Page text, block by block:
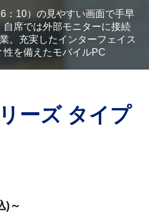
：10）の見やすい画面で手早
⾃席では外部モニターに接続
。充実したインターフェイ ス
を備えたモバイルPC
ーズ タイプ
)～